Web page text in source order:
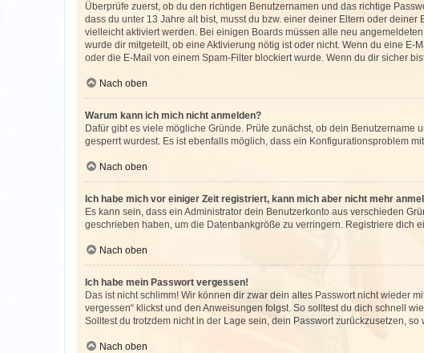
Überprüfe zuerst, ob du den richtigen Benutzernamen und das richtige
dass du unter 13 Jahre alt bist, musst du bzw. einer deiner Eltern oder
vielleicht aktiviert werden. Bei einigen Boards müssen alle neu
wurde dir mitgeteilt, ob eine Aktivierung nötig ist oder nicht. Wenn du eine
oder die E-Mail von einem Spam-Filter blockiert wurde. Wenn du dir sicher
Nach oben
Warum kann ich mich nicht anmelden?
Dafür gibt es viele mögliche Gründe. Prüfe zunächst, ob dein
gesperrt wurdest. Es ist ebenfalls möglich, dass ein Konfigurationsproblem
Nach oben
Ich habe mich vor einiger Zeit registriert, kann mich aber nicht mehr
Es kann sein, dass ein Administrator dein Benutzerkonto aus verschieden
geschrieben haben, um die Datenbankgröße zu verringern. Registriere dich
Nach oben
Ich habe mein Passwort vergessen!
Das ist nicht schlimm! Wir können dir zwar dein altes Passwort nicht wieder
vergessen“ klickst und den Anweisungen folgst. So solltest du dich schnell
Solltest du trotzdem nicht in der Lage sein, dein Passwort zurückzusetzen,
Nach oben